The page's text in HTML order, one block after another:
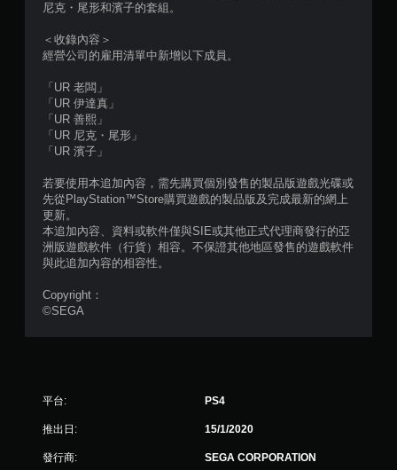
則
評
分
尼克・尾形和濱子的套組。
＜收錄內容＞
經營公司的雇用清單中新增以下成員。
「UR 老闆」
「UR 伊達真」
「UR 善熙」
「UR 尼克・尾形」
「UR 濱子」
若要使用本追加內容，需先購買個別發售的製品版遊戲光碟或
先從PlayStation™Store購買遊戲的製品版及完成最新的網上
更新。
本追加內容、資料或軟件僅與SIE或其他正式代理商發行的亞
洲版遊戲軟件（行貨）相容。不保證其他地區發售的遊戲軟件
與此追加內容的相容性。
Copyright：
©SEGA
平台: PS4
推出日: 15/1/2020
發行商: SEGA CORPORATION